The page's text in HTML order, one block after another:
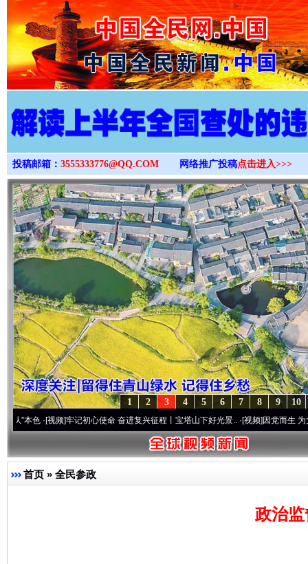
>
投稿邮箱： 3555333776@QQ.COM 网络推广投稿点击进入>>>
10
9
8
7
6
5
4
3
2
1
视频]牢记初心使命 奋进复兴征程丨宝塔山下好光景..·[视频]因党而生 为党而战——
首页 » 全民参政
政治